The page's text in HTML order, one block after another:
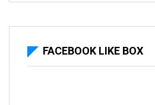
FACEBOOK LIKE BOX